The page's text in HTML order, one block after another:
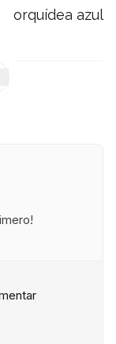
orquídea azul